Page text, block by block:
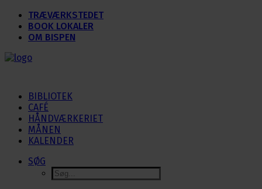
TRÆVÆRKSTEDET
BOOK LOKALER
OM BISPEN
BIBLIOTEK
CAFÉ
HÅNDVÆRKERIET
MÅNEN
KALENDER
SØG